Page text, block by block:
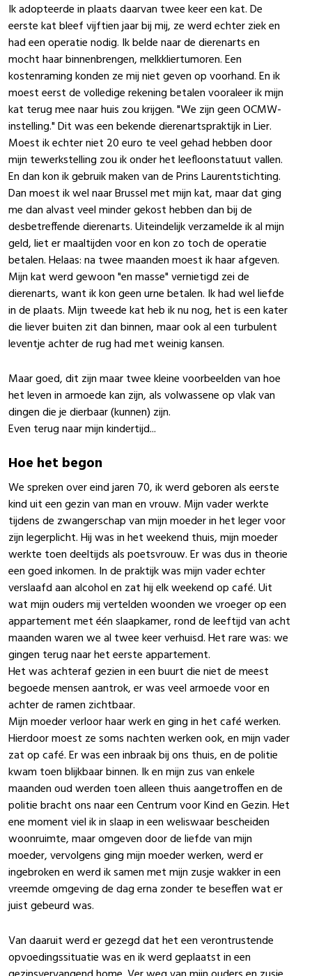
Ik adopteerde in plaats daarvan twee keer een kat. De
eerste kat bleef vijftien jaar bij mij, ze werd echter ziek en
had een operatie nodig. Ik belde naar de dierenarts en
mocht haar binnenbrengen, melkkliertumoren. Een
kostenraming konden ze mij niet geven op voorhand. En ik
moest eerst de volledige rekening betalen vooraleer ik mijn
kat terug mee naar huis zou krijgen. "We zijn geen OCMW-
instelling." Dit was een bekende dierenartspraktijk in Lier.
Moest ik echter niet 20 euro te veel gehad hebben door
mijn tewerkstelling zou ik onder het leefloonstatuut vallen.
En dan kon ik gebruik maken van de Prins Laurentstichting.
Dan moest ik wel naar Brussel met mijn kat, maar dat ging
me dan alvast veel minder gekost hebben dan bij de
desbetreffende dierenarts. Uiteindelijk verzamelde ik al mijn
geld, liet er maaltijden voor en kon zo toch de operatie
betalen. Helaas: na twee maanden moest ik haar afgeven.
Mijn kat werd gewoon "en masse" vernietigd zei de
dierenarts, want ik kon geen urne betalen. Ik had wel liefde
in de plaats. Mijn tweede kat heb ik nu nog, het is een kater
die liever buiten zit dan binnen, maar ook al een turbulent
leventje achter de rug had met weinig kansen.
Maar goed, dit zijn maar twee kleine voorbeelden van hoe
het leven in armoede kan zijn, als volwassene op vlak van
dingen die je dierbaar (kunnen) zijn.
Even terug naar mijn kindertijd...
Hoe het begon
We spreken over eind jaren 70, ik werd geboren als eerste
kind uit een gezin van man en vrouw. Mijn vader werkte
tijdens de zwangerschap van mijn moeder in het leger voor
zijn legerplicht. Hij was in het weekend thuis, mijn moeder
werkte toen deeltijds als poetsvrouw. Er was dus in theorie
een goed inkomen. In de praktijk was mijn vader echter
verslaafd aan alcohol en zat hij elk weekend op café. Uit
wat mijn ouders mij vertelden woonden we vroeger op een
appartement met één slaapkamer, rond de leeftijd van acht
maanden waren we al twee keer verhuisd. Het rare was: we
gingen terug naar het eerste appartement.
Het was achteraf gezien in een buurt die niet de meest
begoede mensen aantrok, er was veel armoede voor en
achter de ramen zichtbaar.
Mijn moeder verloor haar werk en ging in het café werken.
Hierdoor moest ze soms nachten werken ook, en mijn vader
zat op café. Er was een inbraak bij ons thuis, en de politie
kwam toen blijkbaar binnen. Ik en mijn zus van enkele
maanden oud werden toen alleen thuis aangetroffen en de
politie bracht ons naar een Centrum voor Kind en Gezin. Het
ene moment viel ik in slaap in een weliswaar bescheiden
woonruimte, maar omgeven door de liefde van mijn
moeder, vervolgens ging mijn moeder werken, werd er
ingebroken en werd ik samen met mijn zusje wakker in een
vreemde omgeving de dag erna zonder te beseffen wat er
juist gebeurd was.
Van daaruit werd er gezegd dat het een verontrustende
opvoedingssituatie was en ik werd geplaatst in een